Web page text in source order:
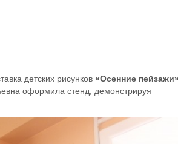
детских рисунков «Осенние
оформила стенд, демонстрируя